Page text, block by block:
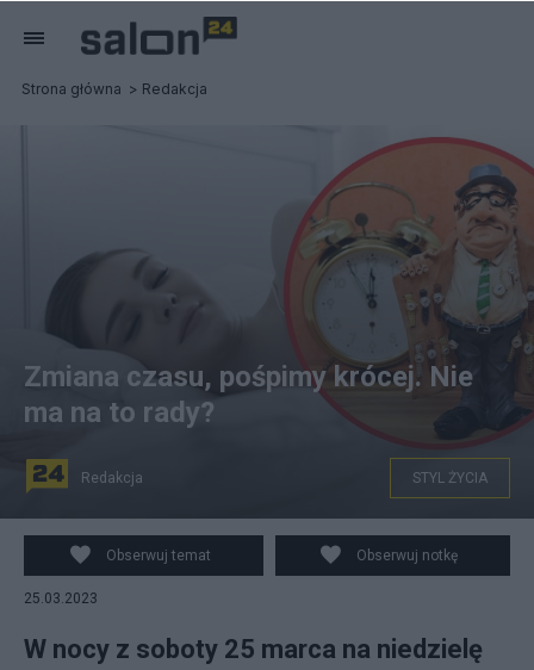
Strona główna Redakcja
Zmiana czasu, pośpimy krócej. Nie
ma na to rady?
Redakcja STYL ŻYCIA
Obserwuj temat Obserwuj notkę
25.03.2023
W nocy z soboty 25 marca na niedzielę